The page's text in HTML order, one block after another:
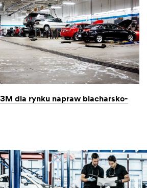
dla rynku napraw blacharsko-